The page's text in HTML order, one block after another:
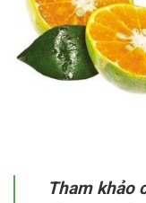
Tham khảo